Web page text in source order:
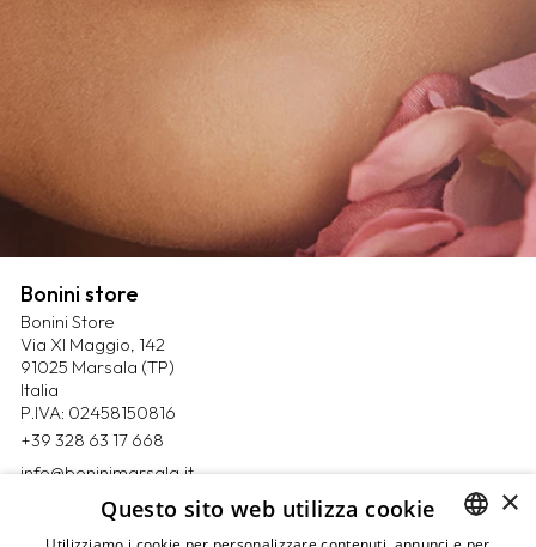
Bonini store
Bonini Store
Via XI Maggio, 142
91025 Marsala (TP)
Italia
P.IVA: 02458150816
+39 328 63 17 668
info@boninimarsala.it
Magazine
×
Questo sito web utilizza cookie